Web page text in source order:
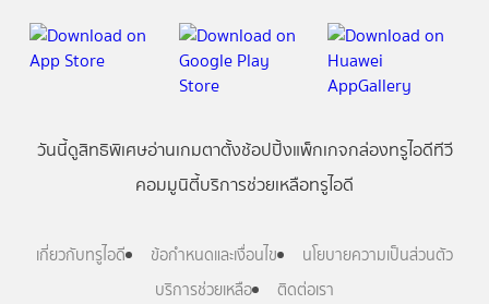
วันนี้ดูสิทธิพิเศษอ่านเกมตาตั้งช้อปปิ้งแพ็กเกจกล่องทรูไอดีทีวี
คอมมูนิตี้บริการช่วยเหลือทรูไอดี
เกี่ยวกับทรูไอดี ข้อกำหนดและเงื่อนไข
นโยบายความเป็นส่วนตัว
บริการช่วยเหลือ
ติดต่อเรา